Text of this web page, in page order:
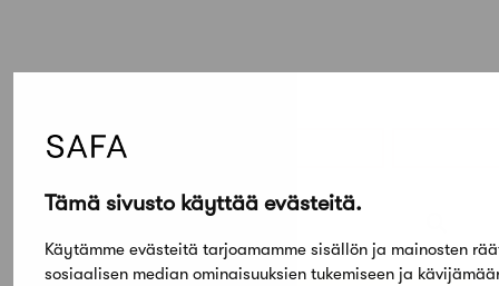
Tämä sivusto käyttää evästeitä.
Käytämme evästeitä tarjoamamme sisällön ja mainosten
sosiaalisen median ominaisuuksien tukemiseen ja
Elokuu,
2026
Etsi tapahtumista